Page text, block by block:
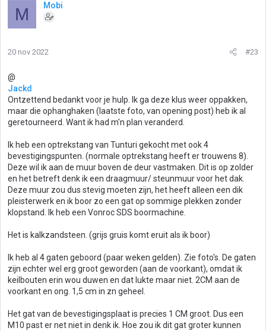
d
n
e
n
:
M Mobi
20 nov 2022 #23
@
Jackd
Ontzettend bedankt voor je hulp. Ik ga deze klus weer oppakken,
maar die ophanghaken (laatste foto, van opening post) heb ik al
geretourneerd. Want ik had m'n plan veranderd.
Ik heb een optrekstang van Tunturi gekocht met ook 4
bevestigingspunten. (normale optrekstang heeft er trouwens 8).
Deze wil ik aan de muur boven de deur vastmaken. Dit is op zolder
en het betreft denk ik een draagmuur/ steunmuur voor het dak.
Deze muur zou dus stevig moeten zijn, het heeft alleen een dik
pleisterwerk en ik boor zo een gat op sommige plekken zonder
klopstand. Ik heb een Vonroc SDS boormachine.
Het is kalkzandsteen. (grijs gruis komt eruit als ik boor)
Ik heb al 4 gaten geboord (paar weken gelden). Zie foto's. De gaten
zijn echter wel erg groot geworden (aan de voorkant), omdat ik
keilbouten erin wou duwen en dat lukte maar niet. 2CM aan de
voorkant en ong. 1,5 cm in zn geheel.
Het gat van de bevestigingsplaat is precies 1 CM groot. Dus een
M10 past er net niet in denk ik. Hoe zou ik dit gat groter kunnen